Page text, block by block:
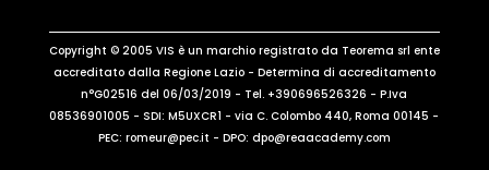
Copyright © 2005 VIS è un marchio registrato da Teorema srl ente
accreditato dalla Regione Lazio - Determina di accreditamento
n°G02516 del 06/03/2019 - Tel. +390696526326 - P.Iva
08536901005 - SDI: M5UXCR1 - via C. Colombo 440, Roma 00145 -
PEC: romeur@pec.it - DPO: dpo@reaacademy.com